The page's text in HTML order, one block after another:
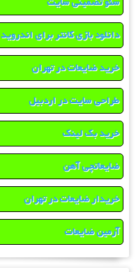
دانلود بازی کانتر برای اندروید
خرید ضایعات در تهران
طراحی سایت در اردبیل
خرید بک لینک
ضایعاتچی آهن
خریدار ضایعات در تهران
آرمین ضایعات